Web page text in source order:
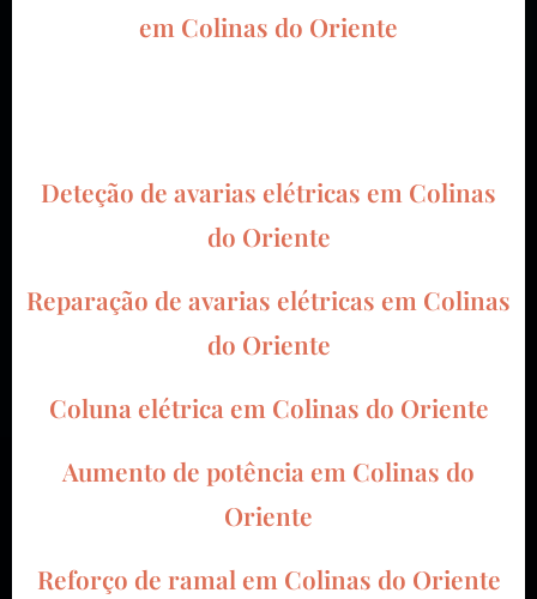
em Colinas do Oriente
Deteção de avarias elétricas em Colinas
do Oriente
Reparação de avarias elétricas em Colinas
do Oriente
Coluna elétrica em Colinas do Oriente
Aumento de potência em Colinas do
Oriente
Reforço de ramal em Colinas do Oriente